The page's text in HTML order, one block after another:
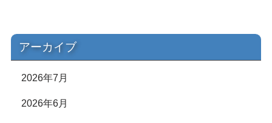
アーカイブ
2026年7月
2026年6月